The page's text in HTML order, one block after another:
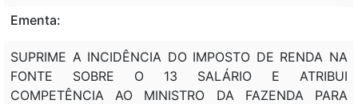
Ementa:
SUPRIME A INCIDÊNCIA DO IMPOSTO DE RENDA NA
FONTE SOBRE O 13 SALÁRIO E ATRIBUI
COMPETÊNCIA AO MINISTRO DA FAZENDA PARA